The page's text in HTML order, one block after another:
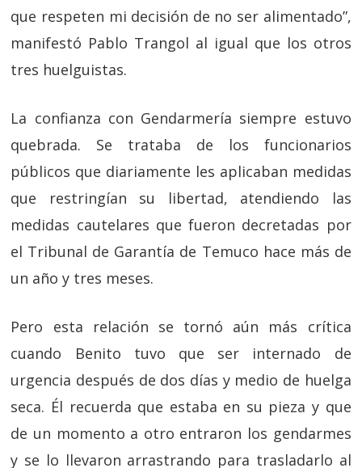
que respeten mi decisión de no ser alimentado”,
manifestó Pablo Trangol al igual que los otros
tres huelguistas.
La confianza con Gendarmería siempre estuvo
quebrada. Se trataba de los funcionarios
públicos que diariamente les aplicaban medidas
que restringían su libertad, atendiendo las
medidas cautelares que fueron decretadas por
el Tribunal de Garantía de Temuco hace más de
un año y tres meses.
Pero esta relación se tornó aún más crítica
cuando Benito tuvo que ser internado de
urgencia después de dos días y medio de huelga
seca. Él recuerda que estaba en su pieza y que
de un momento a otro entraron los gendarmes
y se lo llevaron arrastrando para trasladarlo al